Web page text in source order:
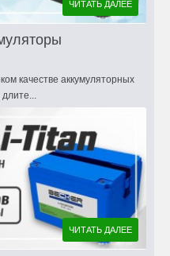
ЧИТАТЬ ДАЛЕЕ
качестве аккумуляторных
ЧИТАТЬ ДАЛЕЕ